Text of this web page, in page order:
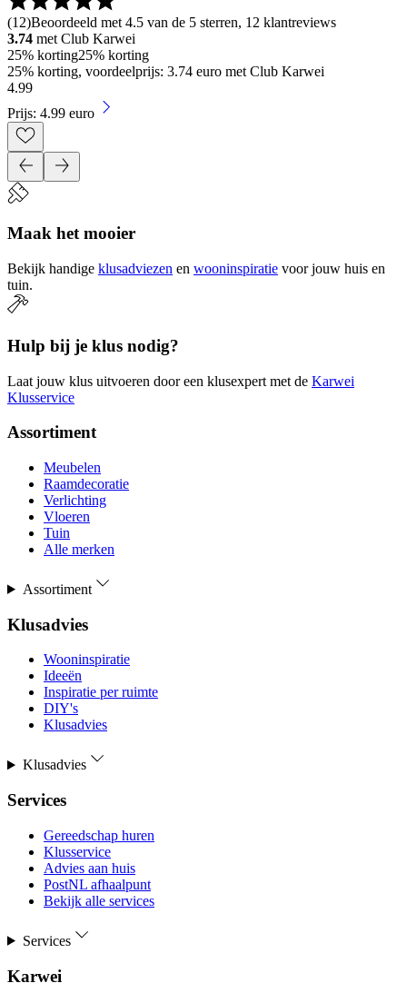
(12)Beoordeeld met 4.5 van de 5 sterren, 12 klantreviews
3.74 met Club Karwei
25% korting25% korting
25% korting, voordeelprijs: 3.74 euro met Club Karwei
4.99
Prijs: 4.99 euro
Maak het mooier
Bekijk handige klusadviezen en wooninspiratie voor jouw huis en
tuin.
Hulp bij je klus nodig?
Laat jouw klus uitvoeren door een klusexpert met de Karwei
Klusservice
Assortiment
Meubelen
Raamdecoratie
Verlichting
Vloeren
Tuin
Alle merken
Assortiment
Klusadvies
Wooninspiratie
Ideeën
Inspiratie per ruimte
DIY's
Klusadvies
Klusadvies
Services
Gereedschap huren
Klusservice
Advies aan huis
PostNL afhaalpunt
Bekijk alle services
Services
Karwei